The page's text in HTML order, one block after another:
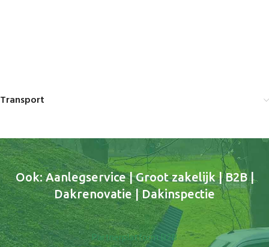
Transport
Ook: Aanlegservice | Groot zakelijk | B2B |
Dakrenovatie | Dakinspectie
Partnerplatform B2B